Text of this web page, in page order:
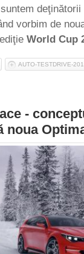
deţinătorii
vorbim de
World Cup
TEST DE
AUTO-TESTDRIVE-
-
noua